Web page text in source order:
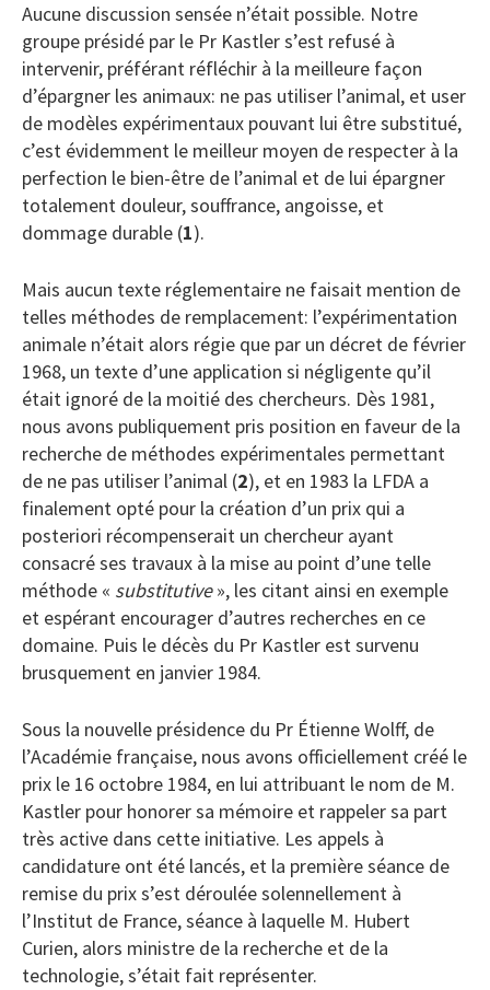
Aucune discussion sensée n’était possible. Notre
groupe présidé par le Pr Kastler s’est refusé à
intervenir, préférant réfléchir à la meilleure façon
d’épargner les animaux: ne pas utiliser l’animal, et user
de modèles expérimentaux pouvant lui être substitué,
c’est évidemment le meilleur moyen de respecter à la
perfection le bien-être de l’animal et de lui épargner
totalement douleur, souffrance, angoisse, et
dommage durable (1).
Mais aucun texte réglementaire ne faisait mention de
telles méthodes de remplacement: l’expérimentation
animale n’était alors régie que par un décret de février
1968, un texte d’une application si négligente qu’il
était ignoré de la moitié des chercheurs. Dès 1981,
nous avons publiquement pris position en faveur de la
recherche de méthodes expérimentales permettant
de ne pas utiliser l’animal (2), et en 1983 la LFDA a
finalement opté pour la création d’un prix qui a
posteriori récompenserait un chercheur ayant
consacré ses travaux à la mise au point d’une telle
méthode « substitutive», les citant ainsi en exemple
et espérant encourager d’autres recherches en ce
domaine. Puis le décès du Pr Kastler est survenu
brusquement en janvier 1984.
Sous la nouvelle présidence du Pr Étienne Wolff, de
l’Académie française, nous avons officiellement créé le
prix le 16 octobre 1984, en lui attribuant le nom de M.
Kastler pour honorer sa mémoire et rappeler sa part
très active dans cette initiative. Les appels à
candidature ont été lancés, et la première séance de
remise du prix s’est déroulée solennellement à
l’Institut de France, séance à laquelle M. Hubert
Curien, alors ministre de la recherche et de la
technologie, s’était fait représenter.